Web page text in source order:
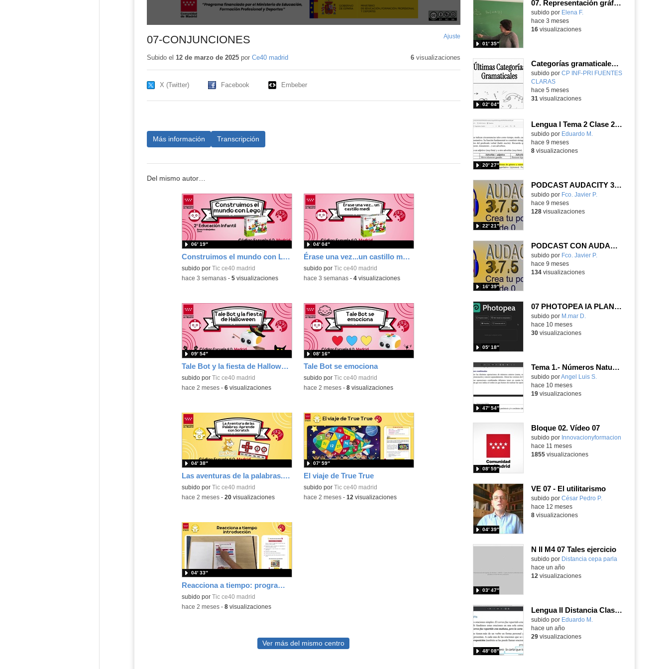
07-CONJUNCIONES Ajuste
pantalla
Subido el 12 de marzo de 2025por Ce40 madrid 6visualizaciones
X (Twitter) Facebook Embeber
Más información Transcripción
Del mismo autor…
Construimos el mundo con Lego
subido por Tic ce40 madrid
06′ 19″
-hace 3 semanas- 5visualizaciones
Érase una vez...un castillo medieval
subido por Tic ce40 madrid
04′ 04″
-hace 3 semanas- 4visualizaciones
Tale Bot y la fiesta de Halloween
subido por Tic ce40 madrid
09′ 54″
-hace 2 meses- 6visualizaciones
Tale Bot se emociona
subido por Tic ce40 madrid
08′ 16″
-hace 2 meses- 8visualizaciones
Las aventuras de la palabras. Aprende con Scratch
subido por Tic ce40 madrid
04′ 38″
-hace 2 meses- 20visualizaciones
El viaje de True True
subido por Tic ce40 madrid
07′ 59″
-hace 2 meses- 12 visualizaciones
Reacciona a tiempo: programación y reflejos con Micro:bit
subido por Tic ce40 madrid
04′ 33″
-hace 2 meses- 8visualizaciones
Ver más del mismo centro
07. Representación gráfica
Contenido educativo.
subido por Elena F.
01′ 35″
hace 3 meses
16visualizaciones
Categorías gramaticales III (adverbios, preposiciones, conjunciones e interjecciones)
Contenido educativo.
subido por CP INF-PRI FUENTES
CLARAS
02′ 04″
-
hace 5 meses
31 visualizaciones
Lengua I Tema 2 Clase 26 20251126 - Adverbios, preposiciones y conjunciones
Contenido educativo.
subido por Eduardo M.
20′ 27″
hace 9 meses
8visualizaciones
PODCAST AUDACITY 3 DE 4
Contenido educativo.
subido por Fco. Javier P.
22′ 21″
hace 9 meses
128visualizaciones
PODCAST CON AUDACITY PASO 1 DE 4
Contenido educativo.
subido por Fco. Javier P.
16′ 39″
hace 9 meses
134visualizaciones
07 PHOTOPEA IA PLANTILLAS Y TAMPÓN DE CLONAR
Contenido educativo.
subido por M.mar D.
05′ 18″
hace 10 meses
30visualizaciones
Tema 1.- Números Naturales 2ª Sesión 07-10-2025
Contenido educativo.
subido porAngel Luis S.
47′ 54″
hace 10 meses
19visualizaciones
Bloque 02. Vídeo 07
Contenido educativo.
subido por Innovacionyformacion
08′ 59″
hace 11 meses
1855visualizaciones
VE 07 - El utilitarismo
Contenido educativo.
subido por César Pedro P.
04′ 39″
hace 12 meses
8visualizaciones
N II M4 07 Tales ejercicio
Contenido educativo.
subido por Distancia cepa parla
03′ 47″
hace un año
12 visualizaciones
Lengua II Distancia Clase 64 20250519 - Oraciones compuestas coordinadas y subordinadas
Contenido educativo.
subido por Eduardo M.
48′ 08″
hace un año
29visualizaciones